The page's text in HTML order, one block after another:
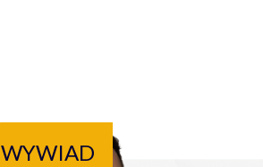
WYWIAD